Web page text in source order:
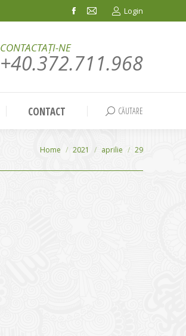
Facebook
in
window
Mail
in
window
Login
CONTACTAȚI-NE
+40.372.711.968
CONTACT Search:
CĂUTARE
You are here:
Home 2021 aprilie 29